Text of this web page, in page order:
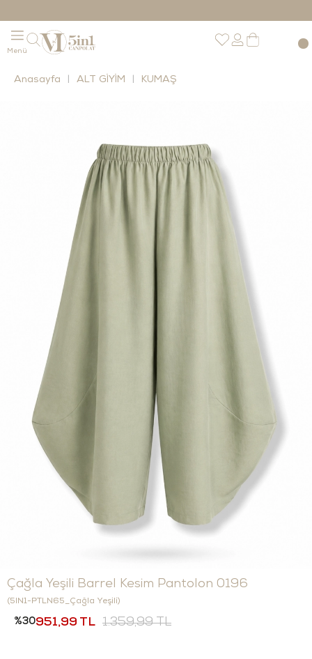
Anasayfa ALT GİYİM KUMAŞ
Çağla Yeşili Barrel Kesim Pantolon 0196
(5IN1-PTLN65_Çağla Yeşili)
30 1.359,99 TL
951,99 TL